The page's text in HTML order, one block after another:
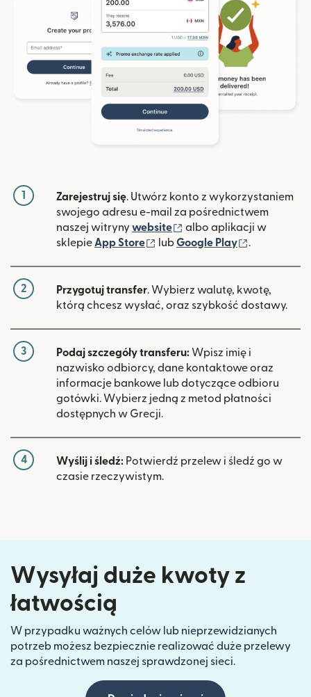
1 Zarejestruj się. Utwórz konto z wykorzystaniem
swojego adresu e-mail za pośrednictwem
naszej witryny website (otwiera się w nowym
albo aplikacji w
sklepie App Store (otwiera się w nowym oknie)
lubGoogle Play .
2 Przygotuj transfer. Wybierz walutę, kwotę,
którą chcesz wysłać, oraz szybkość dostawy.
3 Podaj szczegóły transferu: Wpisz imię i
nazwisko odbiorcy, dane kontaktowe oraz
informacje bankowe lub dotyczące odbioru
gotówki. Wybierz jedną z metod płatności
dostępnych w Grecji.
4 Wyślij i śledź: Potwierdź przelew i śledź go w
czasie rzeczywistym.
Wysyłaj duże kwoty z
łatwością
W przypadku ważnych celów lub nieprzewidzianych
potrzeb możesz bezpiecznie realizować duże przelewy
za pośrednictwem naszej sprawdzonej sieci.